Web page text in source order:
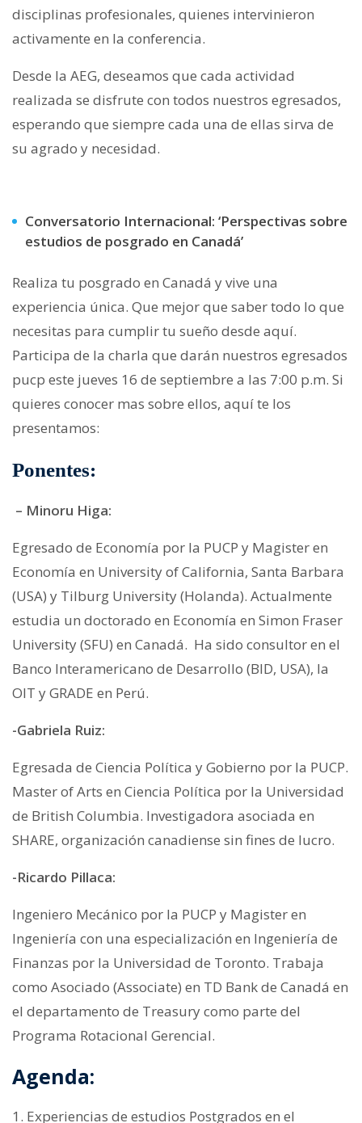
disciplinas profesionales, quienes intervinieron
activamente en la conferencia.
Desde la AEG, deseamos que cada actividad
realizada se disfrute con todos nuestros egresados,
esperando que siempre cada una de ellas sirva de
su agrado y necesidad.
Conversatorio Internacional: ‘Perspectivas sobre
estudios de posgrado en Canadá’
Realiza tu posgrado en Canadá y vive una
experiencia única. Que mejor que saber todo lo que
necesitas para cumplir tu sueño desde aquí.
Participa de la charla que darán nuestros egresados
pucp este jueves 16 de septiembre a las 7:00 p.m. Si
quieres conocer mas sobre ellos, aquí te los
presentamos:
Ponentes:
– Minoru Higa:
Egresado de Economía por la PUCP y Magister en
Economía en University of California, Santa Barbara
(USA) y Tilburg University (Holanda). Actualmente
estudia un doctorado en Economía en Simon Fraser
University (SFU) en Canadá. Ha sido consultor en el
Banco Interamericano de Desarrollo (BID, USA), la
OIT y GRADE en Perú.
-Gabriela Ruiz:
Egresada de Ciencia Política y Gobierno por la PUCP.
Master of Arts en Ciencia Política por la Universidad
de British Columbia. Investigadora asociada en
SHARE, organización canadiense sin fines de lucro.
-Ricardo Pillaca:
Ingeniero Mecánico por la PUCP y Magister en
Ingeniería con una especialización en Ingeniería de
Finanzas por la Universidad de Toronto. Trabaja
como Asociado (Associate) en TD Bank de Canadá en
el departamento de Treasury como parte del
Programa Rotacional Gerencial.
Agenda:
1. Experiencias de estudios Postgrados en el